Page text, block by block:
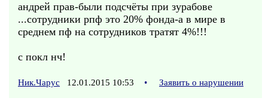
андрей прав-были подсчёты при зурабове
...сотрудники рпф это 20% фонда-а в мире в
среднем пф на сотрудников тратят 4%!!!
с покл нч!
Ник.Чарус 12.01.2015 10:53 • Заявить о нарушении